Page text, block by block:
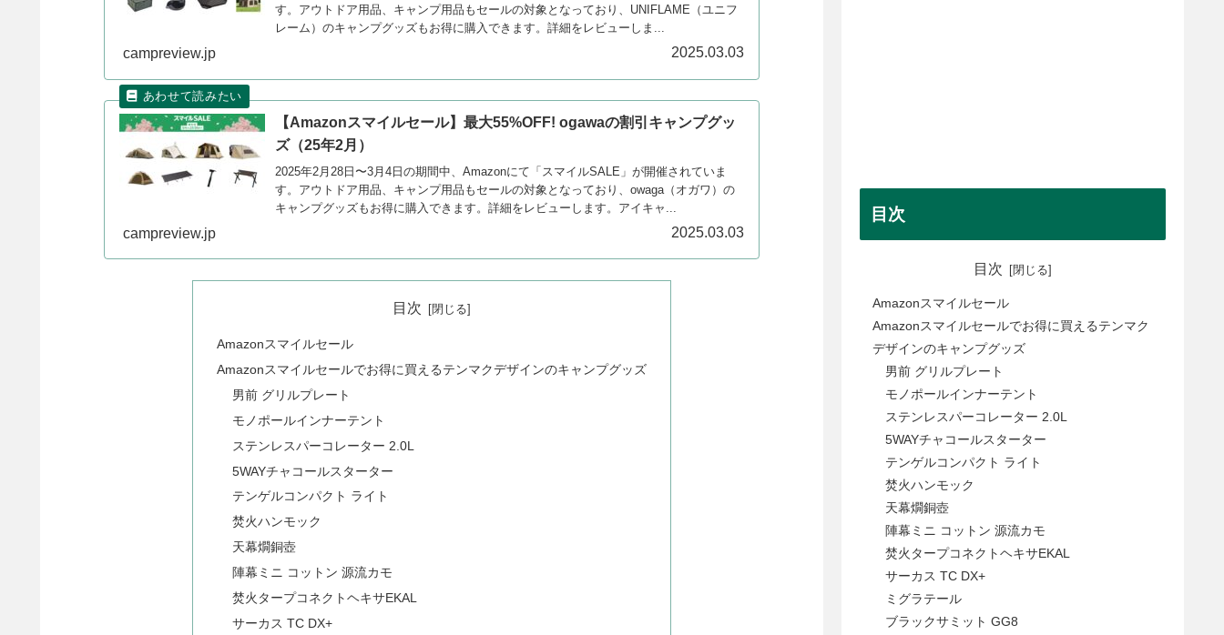
す。アウトドア用品、キャンプ用品もセールの対象となっており、UNIFLAME（ユニフ
レーム）のキャンプグッズもお得に購入できます。詳細をレビューしま...
campreview.jp 2025.03.03
【Amazonスマイルセール】最大55%OFF! ogawaの割引キャンプグッ
ズ（25年2月）
2025年2月28日〜3月4日の期間中、Amazonにて「スマイルSALE」が開催されていま
す。アウトドア用品、キャンプ用品もセールの対象となっており、owaga（オガワ）の
キャンプグッズもお得に購入できます。詳細をレビューします。アイキャ...
campreview.jp 2025.03.03
目次
Amazonスマイルセール
Amazonスマイルセールでお得に買えるテンマクデザインのキャンプグッズ
男前 グリルプレート
モノポールインナーテント
ステンレスパーコレーター 2.0L
5WAYチャコールスターター
テンゲルコンパクト ライト
焚火ハンモック
天幕燗銅壺
陣幕ミニ コットン 源流カモ
焚火タープコネクトヘキサEKAL
サーカス TC DX+
目次
目次
Amazonスマイルセール
Amazonスマイルセールでお得に買えるテンマク
デザインのキャンプグッズ
男前 グリルプレート
モノポールインナーテント
ステンレスパーコレーター 2.0L
5WAYチャコールスターター
テンゲルコンパクト ライト
焚火ハンモック
天幕燗銅壺
陣幕ミニ コットン 源流カモ
焚火タープコネクトヘキサEKAL
サーカス TC DX+
ミグラテール
ブラックサミット GG8